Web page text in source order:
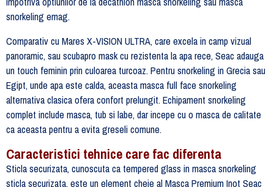
snorkeling emag.
Comparativ cu Mares X-VISION ULTRA, care excela in camp vizual
panoramic, sau scubapro mask cu rezistenta la apa rece, Seac adauga
un touch feminin prin culoarea turcoaz. Pentru snorkeling in Grecia sau
Egipt, unde apa este calda, aceasta masca full face snorkeling
alternativa clasica ofera confort prelungit. Echipament snorkeling
complet include masca, tub si labe, dar incepe cu o masca de calitate
ca aceasta pentru a evita greseli comune.
Caracteristici tehnice care fac diferenta
Sticla securizata, cunoscuta ca tempered glass in masca snorkeling
sticla securizata, este un element cheie al Masca Premium Inot Seac